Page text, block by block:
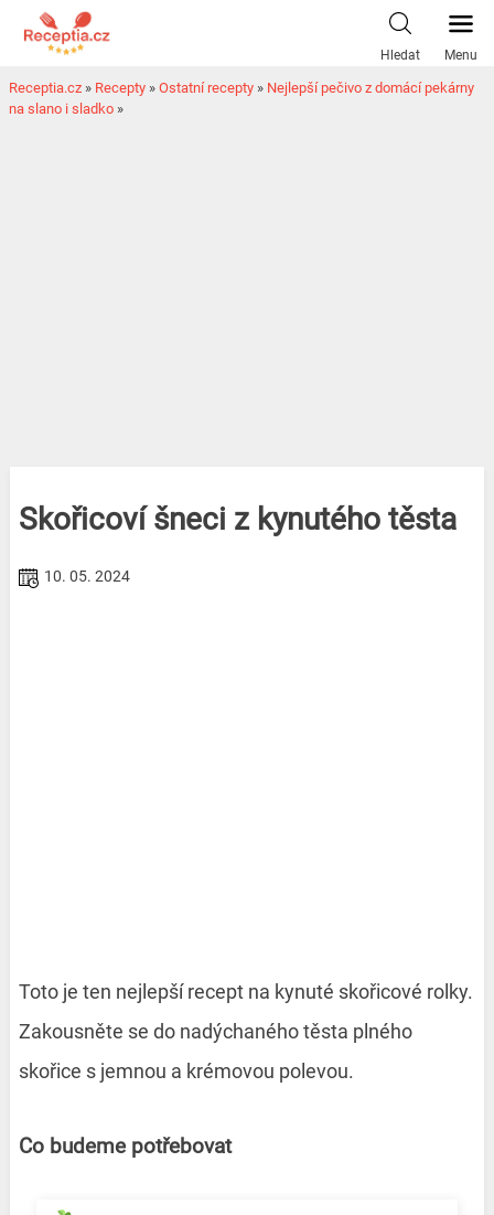
Hledat Menu
Receptia.cz » Recepty » Ostatní recepty » Nejlepší pečivo z domácí pekárny
na slano i sladko »
Skořicoví šneci z kynutého těsta
10. 05. 2024
Toto je ten nejlepší recept na kynuté skořicové rolky.
Zakousněte se do nadýchaného těsta plného
skořice s jemnou a krémovou polevou.
Co budeme potřebovat